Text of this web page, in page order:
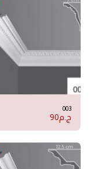
003
ج.م90